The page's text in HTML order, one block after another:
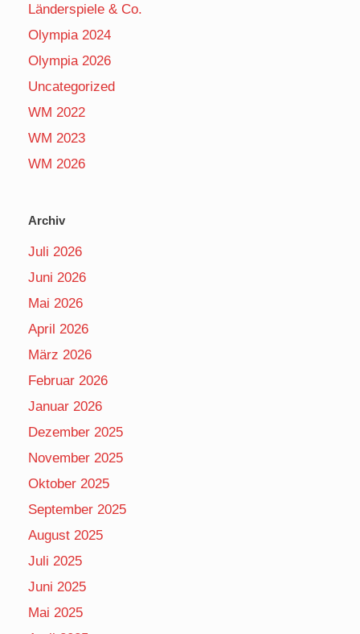
Länderspiele & Co.
Olympia 2024
Olympia 2026
Uncategorized
WM 2022
WM 2023
WM 2026
Archiv
Juli 2026
Juni 2026
Mai 2026
April 2026
März 2026
Februar 2026
Januar 2026
Dezember 2025
November 2025
Oktober 2025
September 2025
August 2025
Juli 2025
Juni 2025
Mai 2025